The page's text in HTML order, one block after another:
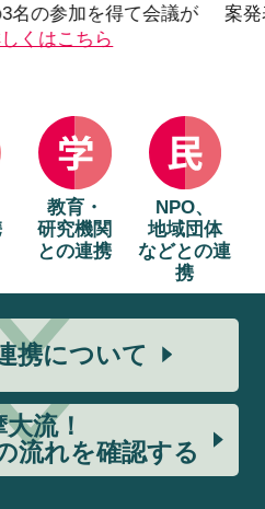
名の参加を得て会議が
くはこちら
案
教育・
研究機関
との連携
NPO、
地域団体
などとの連
携
携について
流！
流れを確認する